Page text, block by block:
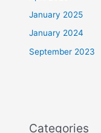
January 2025
January 2024
September 2023
Categories